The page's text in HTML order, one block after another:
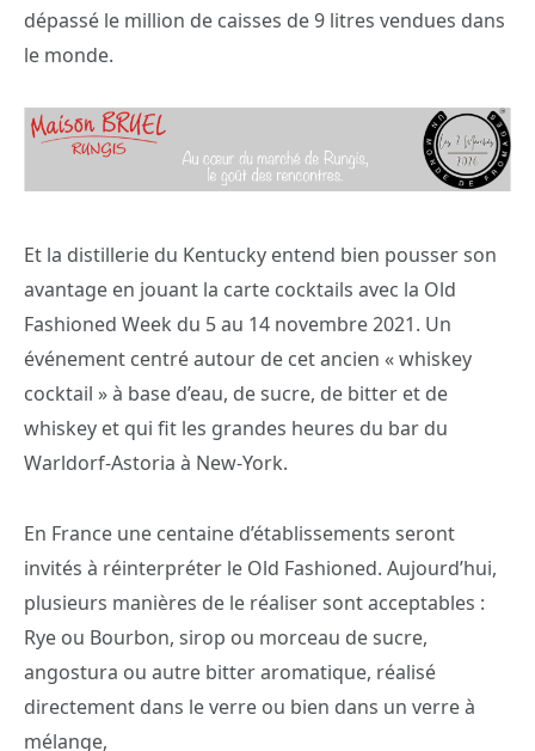
dépassé le million de caisses de 9 litres vendues dans
le monde.
Et la distillerie du Kentucky entend bien pousser son
avantage en jouant la carte cocktails avec la Old
Fashioned Week du 5 au 14 novembre 2021. Un
événement centré autour de cet ancien « whiskey
cocktail » à base d’eau, de sucre, de bitter et de
whiskey et qui fit les grandes heures du bar du
Warldorf-Astoria à New-York.
En France une centaine d’établissements seront
invités à réinterpréter le Old Fashioned. Aujourd’hui,
plusieurs manières de le réaliser sont acceptables :
Rye ou Bourbon, sirop ou morceau de sucre,
angostura ou autre bitter aromatique, réalisé
directement dans le verre ou bien dans un verre à
mélange,